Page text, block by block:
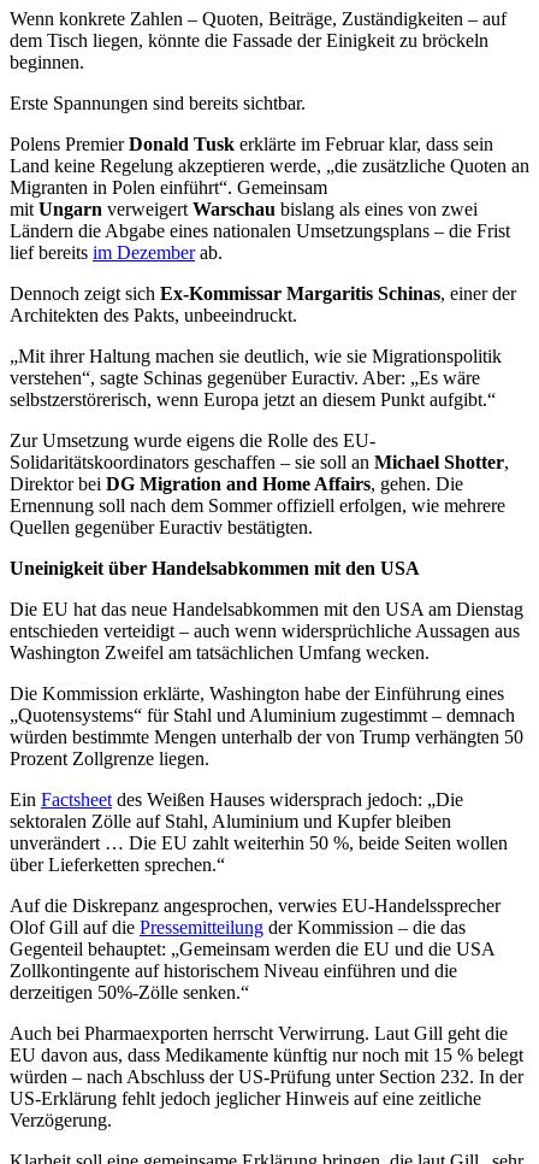
Wenn konkrete Zahlen – Quoten, Beiträge, Zuständigkeiten – auf
dem Tisch liegen, könnte die Fassade der Einigkeit zu bröckeln
beginnen.
Erste Spannungen sind bereits sichtbar.
Polens PremierDonald Tusk erklärte im Februar klar, dass sein
Land keine Regelung akzeptieren werde, „die zusätzliche Quoten an
Migranten in Polen einführt“. Gemeinsam
mit Ungarn verweigert Warschau bislang als eines von zwei
Ländern die Abgabe eines nationalen Umsetzungsplans – die Frist
lief bereits im Dezemberab.
Dennoch zeigt sich Ex-Kommissar Margaritis Schinas, einer der
Architekten des Pakts, unbeeindruckt.
„Mit ihrer Haltung machen sie deutlich, wie sie Migrationspolitik
verstehen“, sagte Schinas gegenüber Euractiv. Aber: „Es wäre
selbstzerstörerisch, wenn Europa jetzt an diesem Punkt aufgibt.“
Zur Umsetzung wurde eigens die Rolle des EU-
Solidaritätskoordinators geschaffen – sie soll an Michael Shotter,
Direktor bei DG Migration and Home Affairs, gehen. Die
Ernennung soll nach dem Sommer offiziell erfolgen, wie mehrere
Quellen gegenüber Euractiv bestätigten.
Uneinigkeit über Handelsabkommen mit den USA
Die EU hat das neue Handelsabkommen mit den USA am Dienstag
entschieden verteidigt – auch wenn widersprüchliche Aussagen aus
Washington Zweifel am tatsächlichen Umfang wecken.
Die Kommission erklärte, Washington habe der Einführung eines
„Quotensystems“ für Stahl und Aluminium zugestimmt – demnach
würden bestimmte Mengen unterhalb der von Trump verhängten 50
Prozent Zollgrenze liegen.
Ein Factsheet des Weißen Hauses widersprach jedoch: „Die
sektoralen Zölle auf Stahl, Aluminium und Kupfer bleiben
unverändert … Die EU zahlt weiterhin 50 %, beide Seiten wollen
über Lieferketten sprechen.“
Auf die Diskrepanz angesprochen, verwies EU-Handelssprecher
Olof Gill auf die Pressemitteilung der Kommission – die das
Gegenteil behauptet: „Gemeinsam werden die EU und die USA
Zollkontingente auf historischem Niveau einführen und die
derzeitigen 50%-Zölle senken.“
Auch bei Pharmaexporten herrscht Verwirrung. Laut Gill geht die
EU davon aus, dass Medikamente künftig nur noch mit 15 % belegt
würden – nach Abschluss der US-Prüfung unter Section 232. In der
US-Erklärung fehlt jedoch jeglicher Hinweis auf eine zeitliche
Verzögerung.